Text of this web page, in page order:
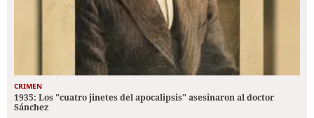
CRIMEN
1935: Los "cuatro jinetes del apocalipsis" asesinaron al doctor
Sánchez